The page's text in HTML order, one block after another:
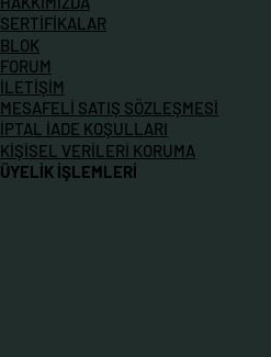
SERTİFİKALAR
BLOK
FORUM
İLETİŞİM
MESAFELİ SATIŞ SÖZLEŞMESİ
İPTAL İADE KOŞULLARI
KİŞİSEL VERİLERİ KORUMA
ÜYELİK İŞLEMLERİ